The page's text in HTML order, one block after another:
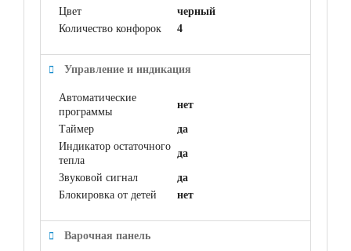
Цвет
черный
Количество конфорок
4
Управление и индикация
Автоматические
программы
нет
Таймер
да
Индикатор остаточного
тепла
да
Звуковой сигнал
да
Блокировка от детей
нет
Варочная панель